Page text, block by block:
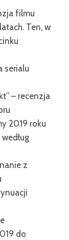
filmu
Ten, w
serialu
– recenzja
2019 roku
z
do